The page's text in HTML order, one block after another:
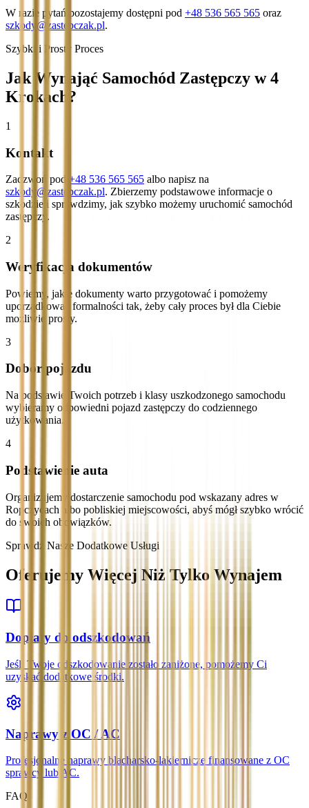
W razie pytań pozostajemy dostępni pod +48 536 565 565 oraz
szkody@zastepczak.pl.
Szybki i Prosty Proces
Jak Wynająć Samochód Zastępczy w 4
Krokach?
1
Kontakt
Zadzwoń pod +48 536 565 565 albo napisz na
szkody@zastepczak.pl. Zbierzemy podstawowe informacje o
szkodzie i sprawdzimy, jak szybko możemy uruchomić samochód
zastępczy.
2
Weryfikacja dokumentów
Powiemy, jakie dokumenty warto przygotować i pomożemy
uporządkować formalności tak, żeby cały proces był dla Ciebie
możliwie prosty.
3
Dobór pojazdu
Na podstawie Twoich potrzeb i klasy uszkodzonego samochodu
wybieramy odpowiedni pojazd zastępczy do codziennego
użytkowania.
4
Podstawienie auta
Organizujemy dostarczenie samochodu pod wskazany adres w
Ropczycach albo pobliskiej miejscowości, abyś mógł szybko wrócić
do swoich obowiązków.
Sprawdź Nasze Dodatkowe Usługi
Oferujemy Więcej Niż Tylko Wynajem
Dopłaty do odszkodowań
Jeśli Twoje odszkodowanie zostało zaniżone, pomożemy Ci
uzyskać dodatkowe środki.
Naprawy z OC / AC
Profesjonalne naprawy blacharsko-lakiernicze finansowane z OC
sprawcy lub AC.
FAQ